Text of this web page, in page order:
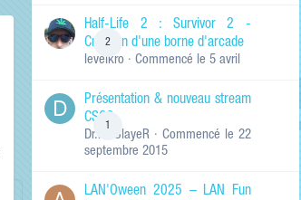
RECHERCHER LES
Titres et corps
Titres des
uniquement
2
Half-Life 2 : Survivor 2 -
Création d'une borne d'arcade
levelkro · Commencé le 5 avril
1
Présentation & nouveau stream
CSGO
Dr.KinSlayeR · Commencé le 22
septembre 2015
LAN'Oween 2025 – LAN Fun